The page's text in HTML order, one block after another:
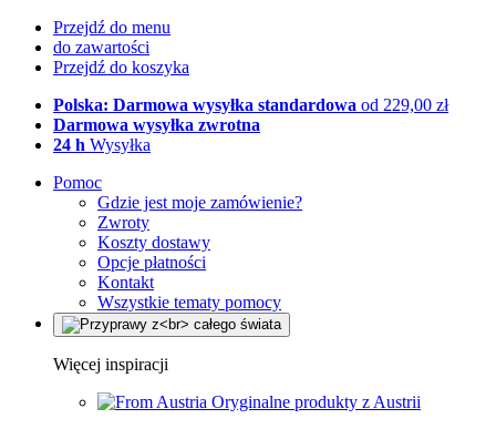
Przejdź do menu
do zawartości
Przejdź do koszyka
Polska: Darmowa wysyłka standardowa od 229,00 zł
Darmowa wysyłka zwrotna
24 h Wysyłka
Pomoc
Gdzie jest moje zamówienie?
Zwroty
Koszty dostawy
Opcje płatności
Kontakt
Wszystkie tematy pomocy
Więcej inspiracji
Oryginalne produkty z Austrii